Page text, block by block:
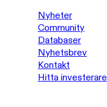
Nyheter
Community
Databaser
Nyhetsbrev
Kontakt
Hitta investerare